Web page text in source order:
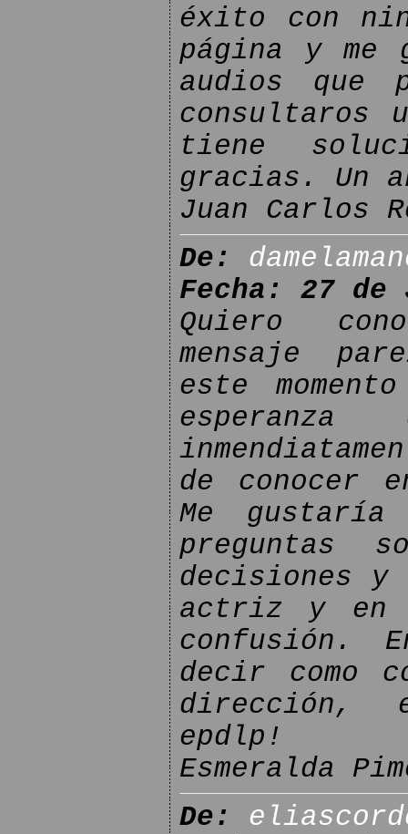
éxito con
página y me
audios
consultaros
tiene
gracias. Un
Juan Carlos
De:
Fecha: 27 de
Quiero
mensaje
este
de conocer
Me
preguntas
decisiones y
actriz y en
confusión.
decir como
dirección,
epdlp!
Esmeralda
De: